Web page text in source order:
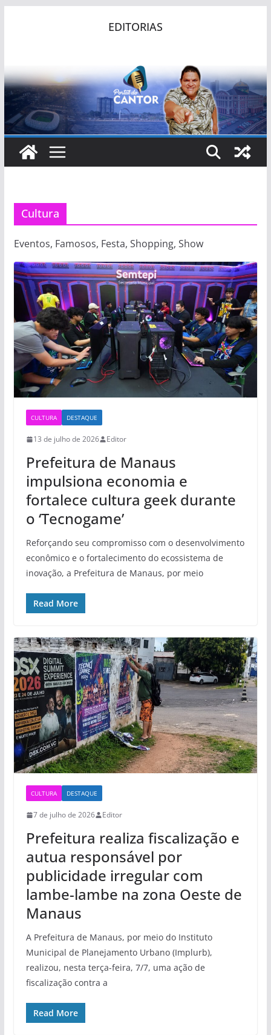
EDITORIAS
Cultura
Eventos, Famosos, Festa, Shopping, Show
CULTURA DESTAQUE
13 de julho de 2026 Editor
Prefeitura de Manaus
impulsiona economia e
fortalece cultura geek durante
o ‘Tecnogame’
Reforçando seu compromisso com o desenvolvimento
econômico e o fortalecimento do ecossistema de
inovação, a Prefeitura de Manaus, por meio
Read More
CULTURA DESTAQUE
7 de julho de 2026 Editor
Prefeitura realiza fiscalização e
autua responsável por
publicidade irregular com
lambe-lambe na zona Oeste de
Manaus
A Prefeitura de Manaus, por meio do Instituto
Municipal de Planejamento Urbano (Implurb),
realizou, nesta terça-feira, 7/7, uma ação de
fiscalização contra a
Read More